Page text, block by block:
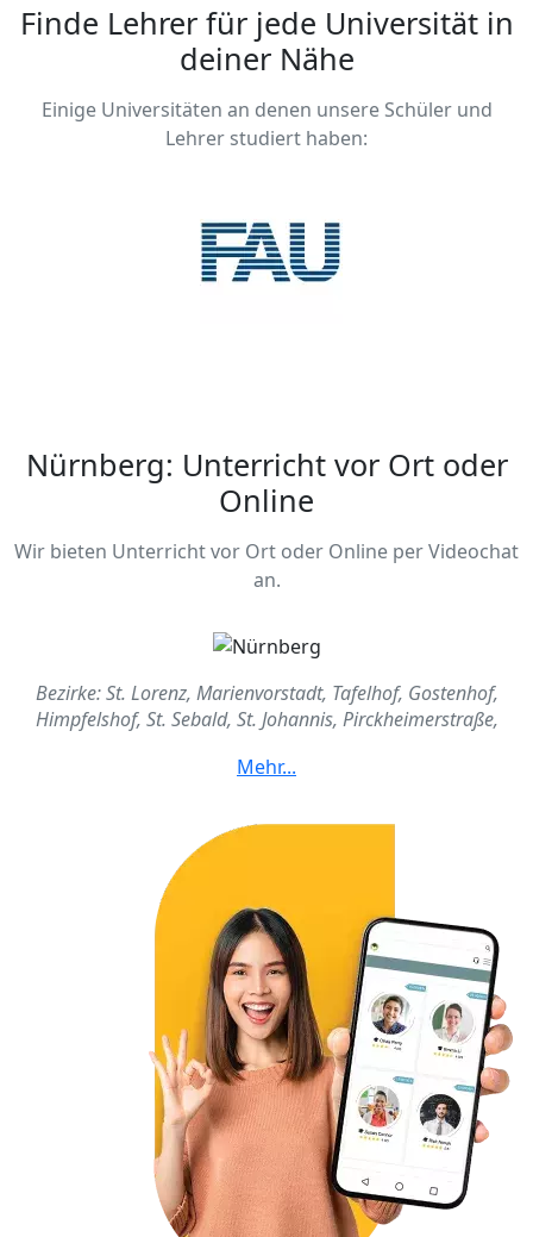
Finde Lehrer für jede Universität in
deiner Nähe
Einige Universitäten an denen unsere Schüler und
Lehrer studiert haben:
Nürnberg: Unterricht vor Ort oder
Online
Wir bieten Unterricht vor Ort oder Online per Videochat
an.
Bezirke: St. Lorenz, Marienvorstadt, Tafelhof, Gostenhof,
Himpfelshof, St. Sebald, St. Johannis, Pirckheimerstraße,
Hummelstein, Gugelstraße, Steinbühl, Gibitzenhof,
Bärenschanze, Sandberg, Bielingplatz, Maxfeld, Veilhof,
Tullnau, Gleißhammer, Dutzendteich, Langwasser, Altenfurt,
Moorenbrunn, Hasenbuck, Werderau, Maiach, Katzwang,
Röthenbach, Großreuth, Schniegling, Wetzendorf,
Buchenbühl, St. Jobst, Mögeldorf